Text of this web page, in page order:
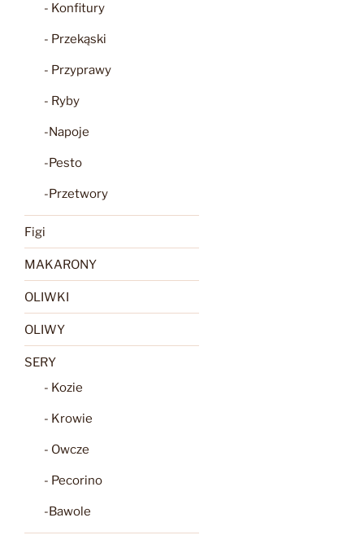
- Konfitury
- Przekąski
- Przyprawy
- Ryby
-Napoje
-Pesto
-Przetwory
Figi
MAKARONY
OLIWKI
OLIWY
SERY
- Kozie
- Krowie
- Owcze
- Pecorino
-Bawole